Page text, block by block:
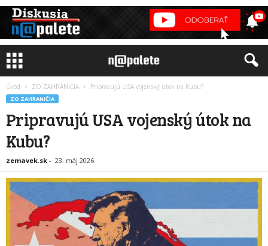
Úvod ZO ZAHRANIČIA Pripravujú USA vojenský útok na Kubu?
ZO ZAHRANIČIA
Pripravujú USA vojenský útok na
Kubu?
zemavek.sk - 23. máj 2026